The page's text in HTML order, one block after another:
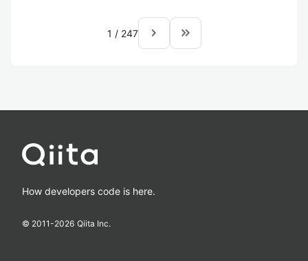
1 / 247 navigate_next keyboard_double_arrow_right
How developers code is here.
© 2011-2026 Qiita Inc.